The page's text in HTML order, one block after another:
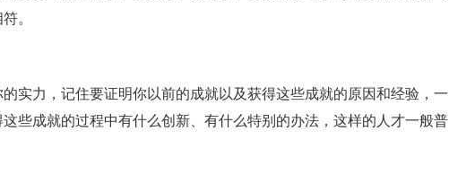
。
实力，记住要证明你以前的成就以及获得这些成就的原因和经验，一
些成就的过程中有什么创新、有什么特别的办法，这样的人才一般普